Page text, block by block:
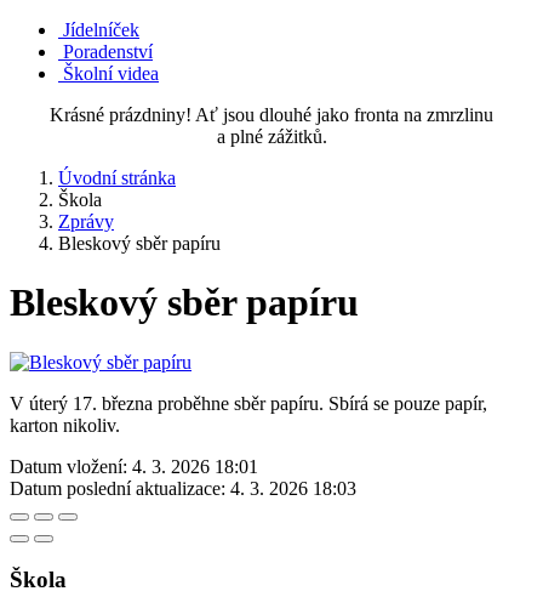
Jídelníček
Poradenství
Školní videa
Krásné prázdniny! Ať jsou dlouhé jako fronta na zmrzlinu
a plné zážitků.
Úvodní stránka
Škola
Zprávy
Bleskový sběr papíru
Bleskový sběr papíru
V úterý 17. března proběhne sběr papíru. Sbírá se pouze papír,
karton nikoliv.
Datum vložení: 4. 3. 2026 18:01
Datum poslední aktualizace: 4. 3. 2026 18:03
Škola